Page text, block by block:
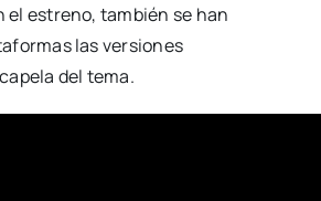
el estreno, también se han
las versiones
del tema.